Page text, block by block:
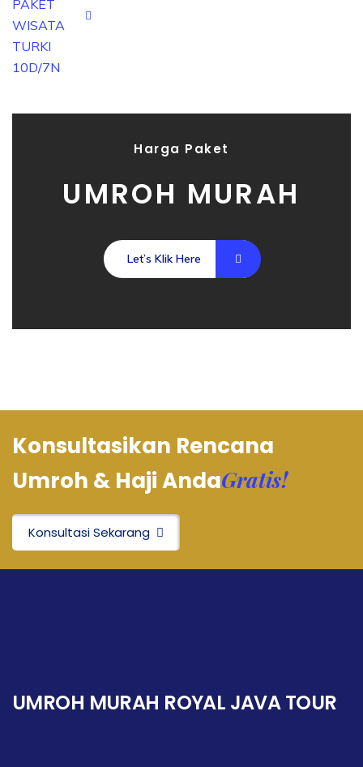
Harga Paket
UMROH MURAH
Let’s Klik Here
Konsultasikan Rencana
Umroh & Haji AndaGratis!
Konsultasi Sekarang
UMROH MURAH ROYAL JAVA TOUR